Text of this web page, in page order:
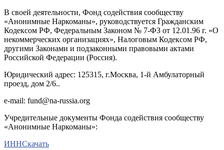
В своей деятельности, Фонд содействия сообществу
«Анонимные Наркоманы», руководствуется Гражданским
Кодексом РФ, Федеральным Законом № 7-ФЗ от 12.01.96 г. «О
некоммерческих организациях», Налоговым Кодексом РФ,
другими Законами и подзаконными правовыми актами
Российской Федерации (Россия).
Юридический адрес: 125315, г.Москва, 1-й Амбулаторный
проезд, дом 2/6..
e-mail: fund@na-russia.org
Учредительные документы Фонда содействия сообществу
«Анонимные Наркоманы»:
ИННСкачать